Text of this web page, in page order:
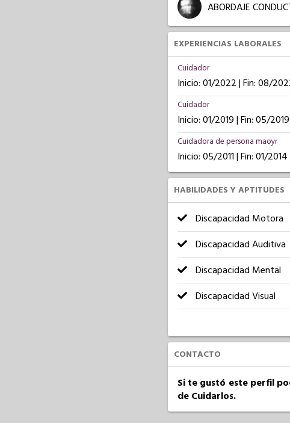
ABORDAJE
EXPERIENCIAS LABORALES
Cuidador
Inicio: 01/2022 | Fin: 08/
Cuidador
Inicio: 01/2019 | Fin: 05/2019
Cuidadora de persona maoyr
Inicio: 05/2011 | Fin: 01/2014
HABILIDADES Y APTITUDES
Discapacidad Motora
Discapacidad Auditiva
Discapacidad Mental
Discapacidad Visual
CONTACTO
Si te gustó este perfil
de Cuidarlos.